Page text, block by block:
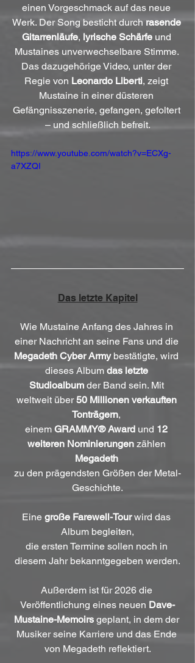
einen Vorgeschmack auf das neue
Werk. Der Song besticht durch rasende
Gitarrenläufe, lyrische Schärfe und
Mustaines unverwechselbare Stimme.
Das dazugehörige Video, unter der
Regie von Leonardo Liberti, zeigt
Mustaine in einer düsteren
Gefängnisszenerie, gefangen, gefoltert
– und schließlich befreit.
https://www.youtube.com/watch?v=ECXg-
a7XZQI
Das letzte Kapitel
Wie Mustaine Anfang des Jahres in
einer Nachricht an seine Fans und die
Megadeth Cyber Army bestätigte, wird
dieses Album das letzte
Studioalbum der Band sein. Mit
weltweit über 50 Millionen verkauften
Tonträgern,
einem GRAMMY® Award und 12
weiteren Nominierungen zählen
Megadeth
zu den prägendsten Größen der Metal-
Geschichte.
Eine große Farewell-Tour wird das
Album begleiten,
die ersten Termine sollen noch in
diesem Jahr bekanntgegeben werden.
Außerdem ist für 2026 die
Veröffentlichung eines neuen Dave-
Mustaine-Memoirs geplant, in dem der
Musiker seine Karriere und das Ende
von Megadeth reflektiert.